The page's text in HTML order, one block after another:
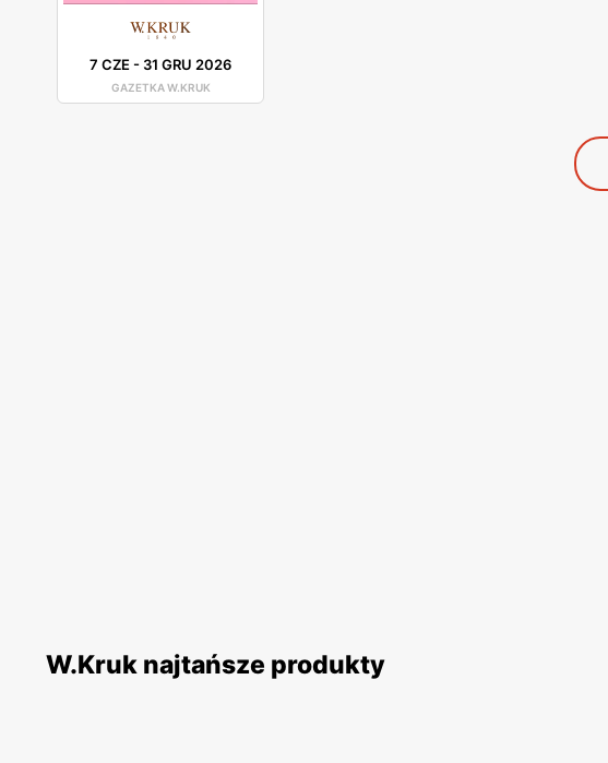
wyjątkowość.
7 CZE - 31 GRU 2026
GAZETKA W.KRUK
W.Kruk najtańsze produkty